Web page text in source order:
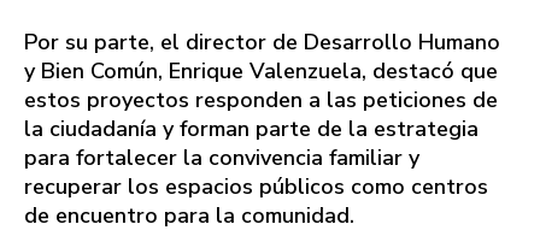
Por su parte, el director de Desarrollo Humano
y Bien Común, Enrique Valenzuela, destacó que
estos proyectos responden a las peticiones de
la ciudadanía y forman parte de la estrategia
para fortalecer la convivencia familiar y
recuperar los espacios públicos como centros
de encuentro para la comunidad.